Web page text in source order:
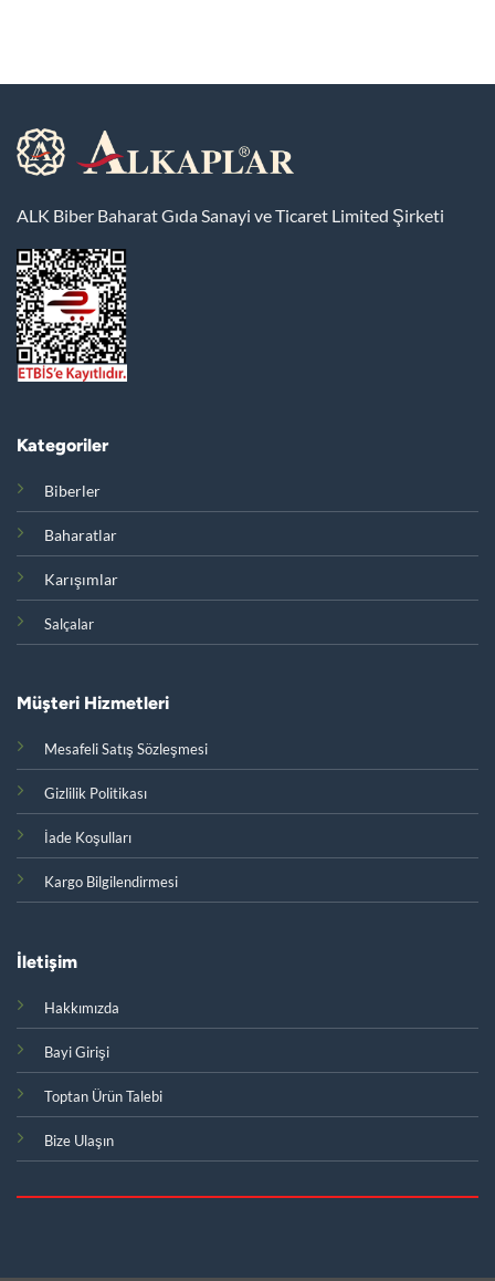
ALK Biber Baharat Gıda Sanayi ve Ticaret Limited Şirketi
Kategoriler
Biberler
Baharatlar
Karışımlar
Salçalar
Müşteri Hizmetleri
Mesafeli Satış Sözleşmesi
Gizlilik Politikası
İade Koşulları
Kargo Bilgilendirmesi
İletişim
Hakkımızda
Bayi Girişi
Toptan Ürün Talebi
Bize Ulaşın